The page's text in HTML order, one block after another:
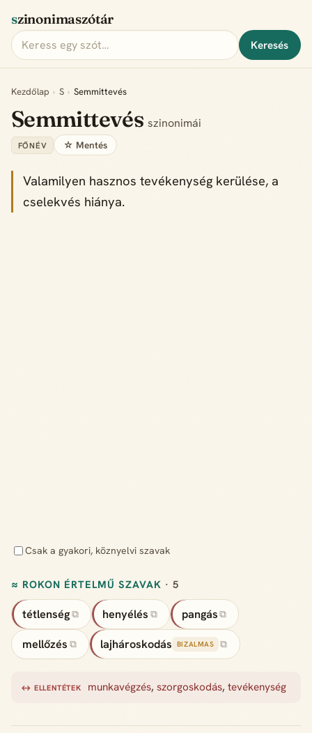
szinonimaszótár
Keresés
Kezdőlap › S › Semmittevés
Semmittevésszinonimái
FŐNÉV ☆ Mentés
Valamilyen hasznos tevékenység kerülése, a
cselekvés hiánya.
Csak a gyakori, köznyelvi szavak
≈ ROKON ÉRTELMŰ SZAVAK · 5
tétlenség ⧉ henyélés ⧉ pangás ⧉
mellőzés ⧉ lajhároskodás BIZALMAS ⧉
↔ ELLENTÉTEK munkavégzés,szorgoskodás,tevékenység